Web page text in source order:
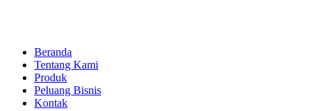
Beranda
Tentang Kami
Produk
Peluang Bisnis
Kontak